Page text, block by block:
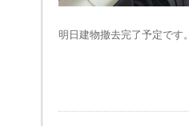
明日建物撤去完了予定です。